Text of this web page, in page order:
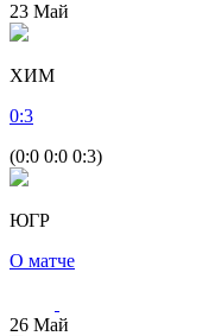
23 Май
ХИМ
0:3
(0:0 0:0 0:3)
ЮГР
О матче
26 Май